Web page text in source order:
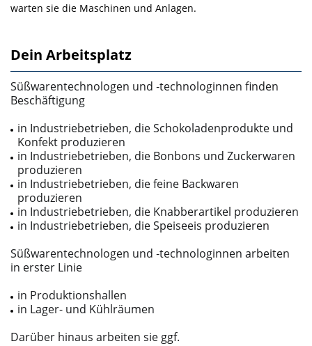
warten sie die Maschinen und Anlagen.
Dein Arbeitsplatz
Süßwarentechnologen und ‑technologinnen finden
Beschäftigung
in Industriebetrieben, die Schokoladenprodukte und
Konfekt produzieren
in Industriebetrieben, die Bonbons und Zuckerwaren
produzieren
in Industriebetrieben, die feine Backwaren
produzieren
in Industriebetrieben, die Knabberartikel produzieren
in Industriebetrieben, die Speiseeis produzieren
Süßwarentechnologen und ‑technologinnen arbeiten
in erster Linie
in Produktionshallen
in La­ger-­ und Kühlräumen
Darüber hinaus arbeiten sie ggf.